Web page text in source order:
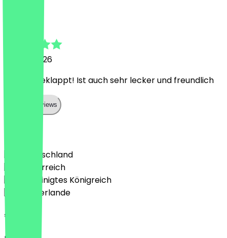
11. April 2026
Hat gut geklappt! Ist auch sehr lecker und freundlich
Show all reviews
🇩🇪 Deutschland
🇦🇹 Österreich
🇬🇧 Vereinigtes Königreich
🇳🇱 Niederlande
Sprache